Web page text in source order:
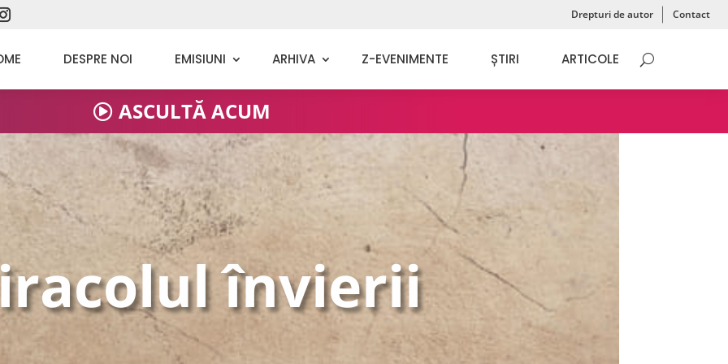
Drepturi de autor Contact
DESPRE NOI EMISIUNI ARHIVA Z-EVENIMENTE ȘTIRI ARTICOLE
ASCULTĂ ACUM
învierii